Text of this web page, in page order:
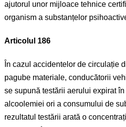
ajutorul unor mijloace tehnice
organism a substanțelor
Articolul 186
În cazul accidentelor de circulație
pagube materiale, conducătorii
se supună testării aerului expirat
alcoolemiei ori a consumului de
rezultatul testării arată o